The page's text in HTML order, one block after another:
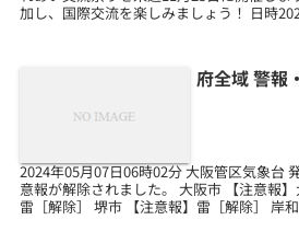
加し、国際交流を楽しみましょう！ 日時
府全域 警報
2024年05月07日06時02分 大阪管区気象台
意報が解除されました。 大阪市 【注意報】
雷［解除］ 堺市 【注意報】雷［解除］ 岸